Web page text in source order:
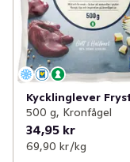
Kycklinglever
500 g, Kronfågel
34,95 kr
69,90 kr /kg